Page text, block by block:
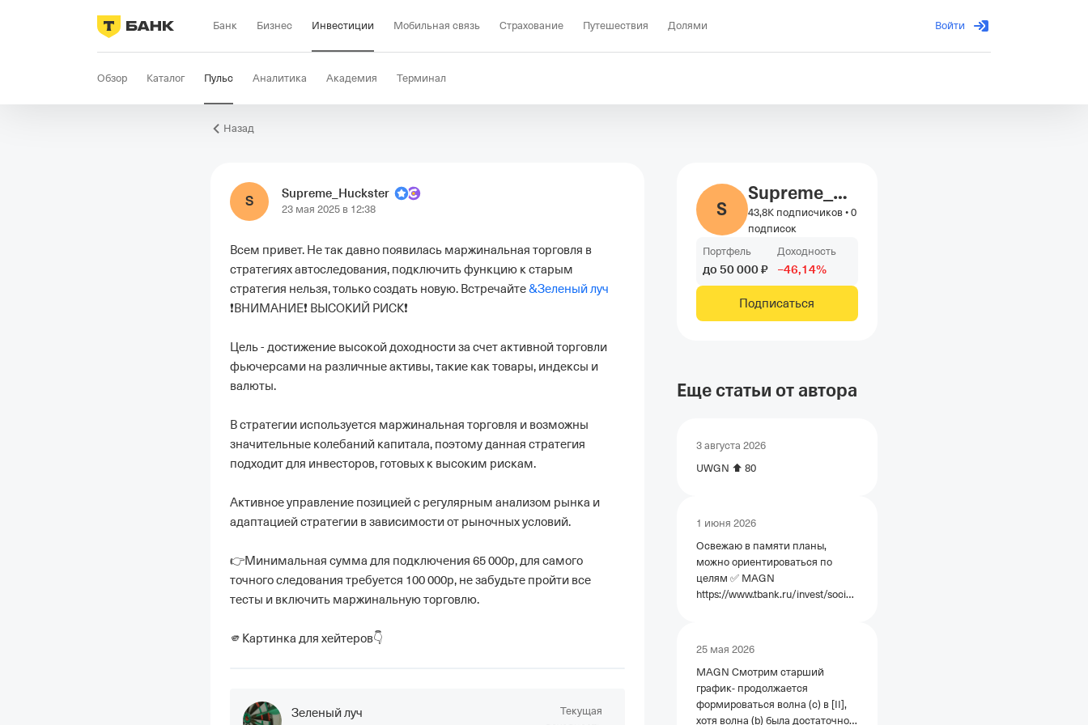
Банк Бизнес Инвестиции Мобильная связь Страхование Путешествия Долями Войти
Обзор Каталог Пульс Аналитика Академия Терминал
Назад
S Supreme_Huckster
23 мая 2025 в 12:38
Всем привет. Не так давно появилась маржинальная торговля в
стратегиях автоследования, подключить функцию к старым
стратегия нельзя, только создать новую. Встречайте &Зеленый луч
❗️ВНИМАНИЕ❗️ ВЫСОКИЙ РИСК❗️
Цель - достижение высокой доходности за счет активной торговли
фьючерсами на различные активы, такие как товары, индексы и
валюты.
В стратегии используется маржинальная торговля и возможны
значительные колебаний капитала, поэтому данная стратегия
подходит для инвесторов, готовых к высоким рискам.
Активное управление позицией с регулярным анализом рынка и
адаптацией стратегии в зависимости от рыночных условий.
👉Минимальная сумма для подключения 65 000р, для самого
точного следования требуется 100 000р, не забудьте пройти все
тесты и включить маржинальную торговлю.
🫵Картинка для хейтеров👇
Зеленый луч
Текущая
S
Supreme_Huckster
43,8K подписчиков • 0
подписок
Портфель
до 50000₽
Доходность
−46,14%
Подписаться
Еще статьи от автора
3 августа 2026
UWGN ⬆️ 80
1 июня 2026
Освежаю в памяти планы,
можно ориентироваться по
целям ✅ MAGN
https://www.tbank.ru/invest/social/profile/Tararyshkin/a245ff8d-
✅ BTCUSDperpA
e366-4e77-9f19-7a810e11ee34?
author=profile&utm_source=share
✅ GDM6 и S2M6
25 мая 2026
MAGN Смотрим старший
график- продолжается
формироваться волна (с) в [II],
хотя волна (b) была достаточно